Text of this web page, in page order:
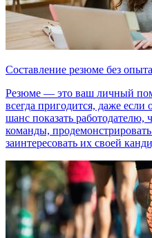
Составление резюме без
Резюме — это ваш личный
всегда пригодится, даже
шанс показать работодателю,
команды,
заинтересовать их своей